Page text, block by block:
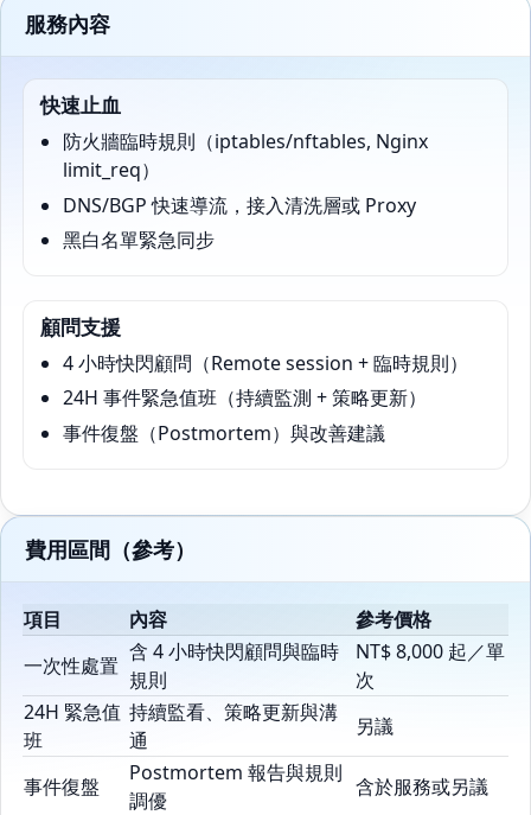
服務內容
快速止血
防火牆臨時規則（iptables/nftables, Nginx
limit_req）
DNS/BGP 快速導流，接入清洗層或 Proxy
黑白名單緊急同步
顧問支援
4 小時快閃顧問（Remote session + 臨時規則）
24H 事件緊急值班（持續監測 + 策略更新）
事件復盤（Postmortem）與改善建議
費用區間（參考）
項目 內容
參考價格
一次性處置
含 4 小時快閃顧問與臨時
規則
NT$ 8,000 起／單
次
24H 緊急值
班
持續監看、策略更新與溝
通
另議
事件復盤
Postmortem 報告與規則
調優
含於服務或另議